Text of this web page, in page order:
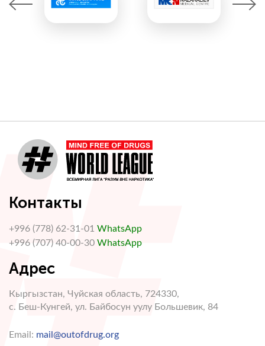
Контакты
+996 (778) 62-31-01 WhatsApp
+996 (707) 40-00-30 WhatsApp
Адрес
Кыргызстан, Чуйская область, 724330,
с. Беш-Кунгей, ул. Байбосун уулу Большевик, 84
Email: mail@outofdrug.org